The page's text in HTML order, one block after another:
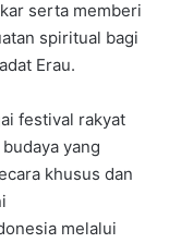
serta memberi
spiritual bagi
Erau.
festival rakyat
yang
khusus dan
melalui